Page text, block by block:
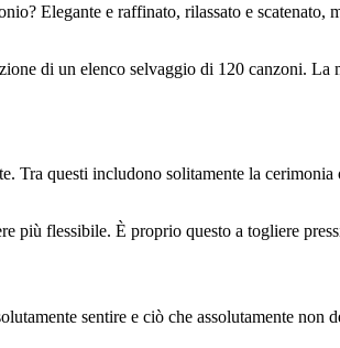
Elegante e raffinato, rilassato e scatenato,
di un elenco selvaggio di 120 canzoni. La
Tra questi includono solitamente la
più flessibile. È proprio questo a togliere
sentire e ciò che assolutamente non